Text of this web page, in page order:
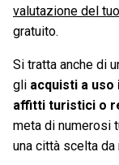
valutazione del
gratuito.
Si tratta anche di
gli acquisti a
affitti turistici o
meta di numerosi
una città scelta